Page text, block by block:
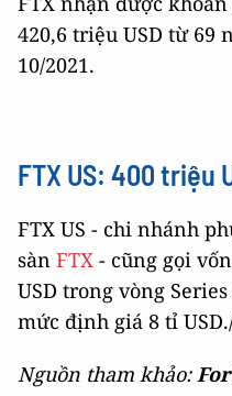
420,6 triệu USD từ 69
10/2021.
FTX US: 400 triệu
FTX US - chi nhánh
sàn FTX - cũng gọi
USD trong vòng
mức định giá 8 tỉ
Nguồn tham khảo: